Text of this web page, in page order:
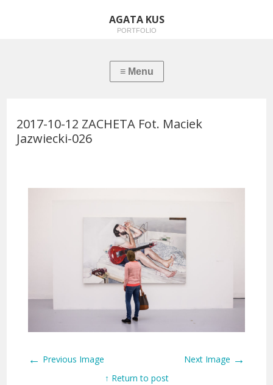
AGATA KUS
PORTFOLIO
2017-10-12 ZACHETA Fot. Maciek
Jazwiecki-026
← Previous Image Next Image →
↑ Return to post